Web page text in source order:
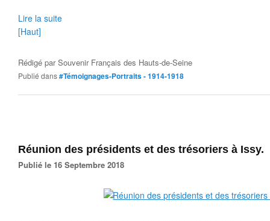
Lire la suite
[Haut]
Rédigé parSouvenir Français des Hauts-de-Seine
Publié dans#Témoignages-Portraits - 1914-1918
Réunion des présidents et des trésoriers à Issy.
Publié le 16 Septembre 2018